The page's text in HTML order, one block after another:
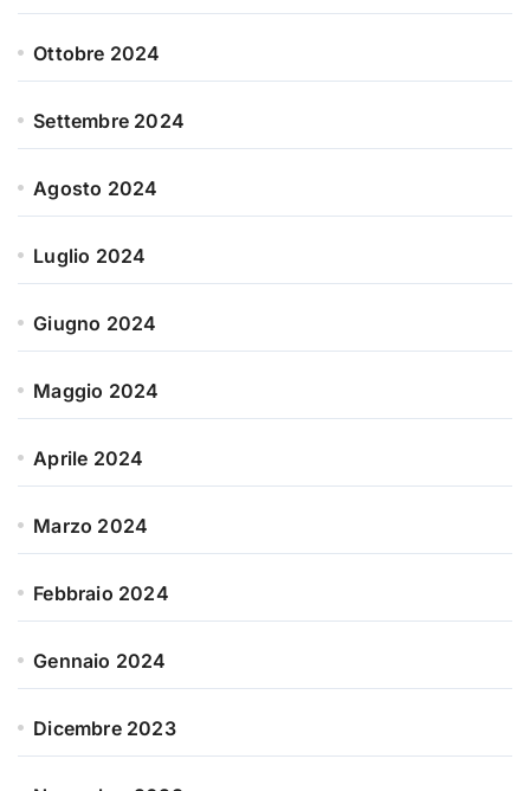
Ottobre 2024
Settembre 2024
Agosto 2024
Luglio 2024
Giugno 2024
Maggio 2024
Aprile 2024
Marzo 2024
Febbraio 2024
Gennaio 2024
Dicembre 2023